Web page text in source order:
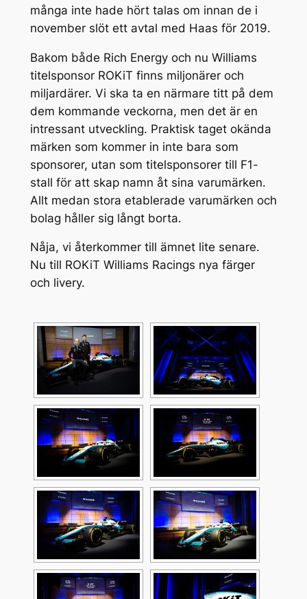
många inte hade hört talas om innan de i
november slöt ett avtal med Haas för 2019.
Bakom både Rich Energy och nu Williams
titelsponsor ROKiT finns miljonärer och
miljardärer. Vi ska ta en närmare titt på dem
dem kommande veckorna, men det är en
intressant utveckling. Praktisk taget okända
märken som kommer in inte bara som
sponsorer, utan som titelsponsorer till F1-
stall för att skap namn åt sina varumärken.
Allt medan stora etablerade varumärken och
bolag håller sig långt borta.
Nåja, vi återkommer till ämnet lite senare.
Nu till ROKiT Williams Racings nya färger
och livery.